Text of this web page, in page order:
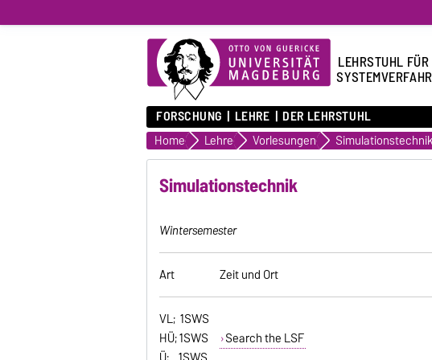
LEHRSTUHL FÜR
FORSCHUNG LEHRE DER LEHRSTUHL
Home Lehre Vorlesungen Simulationstechnik
Simulationstechnik
Wintersemester
Art Zeit und Ort
VL; 1SWS
HÜ; 1SWS
Search the LSF